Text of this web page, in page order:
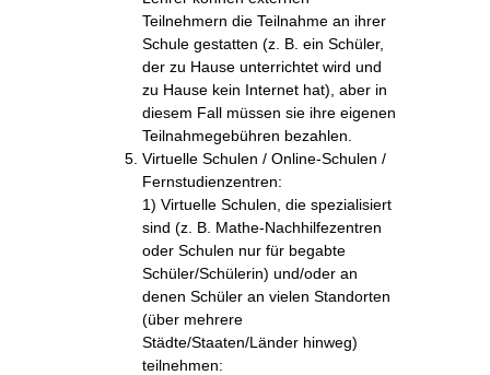
Teilnehmern die Teilnahme an ihrer
Schule gestatten (z. B. ein Schüler,
der zu Hause unterrichtet wird und
zu Hause kein Internet hat), aber in
diesem Fall müssen sie ihre eigenen
Teilnahmegebühren bezahlen.
Virtuelle Schulen / Online-Schulen /
Fernstudienzentren:
1) Virtuelle Schulen, die spezialisiert
sind (z. B. Mathe-Nachhilfezentren
oder Schulen nur für begabte
Schüler/Schülerin) und/oder an
denen Schüler an vielen Standorten
(über mehrere
Städte/Staaten/Länder hinweg)
teilnehmen: